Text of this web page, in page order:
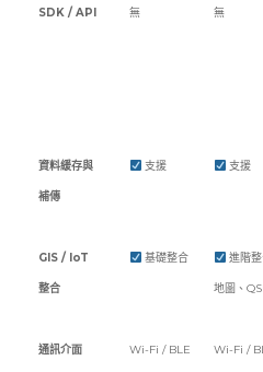
SDK / API 無 無
資料緩存與
補傳
支援 支援
GIS / IoT
整合
基礎整合 進階
地圖、
通訊介面 Wi-Fi / BLE Wi-Fi /